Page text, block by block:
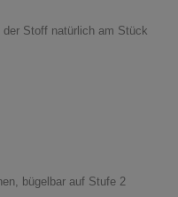
Stoff natürlich am Stück
bügelbar auf Stufe 2